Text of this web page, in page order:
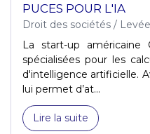
PUCES POUR L'IA
Droit des sociétés /
La start-up américaine
spécialisées pour les
d'intelligence artificielle.
lui permet d’at...
Lire la suite